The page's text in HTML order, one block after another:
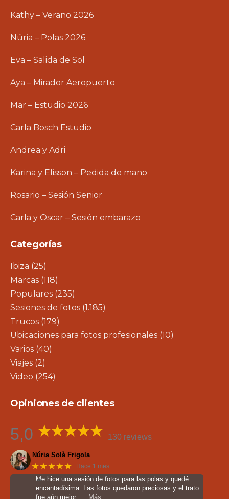
Kathy – Verano 2026
Núria – Polas 2026
Eva – Salida de Sol
Aya – Mirador Aeropuerto
Mar – Estudio 2026
Carla Bosch Estudio
Andrea y Adri
Karina y Elisson – Pedida de mano
Rosario – Sesión Senior
Carla y Oscar – Sesión embarazo
Categorías
Ibiza (25)
Marcas (118)
Populares (235)
Sesiones de fotos (1.185)
Trucos (179)
Ubicaciones para fotos profesionales (10)
Varios (40)
Viajes (2)
Video (254)
Opiniones de clientes
5,0 130 reviews
Núria Solà Frigola
★★★★★ Hace 1 mes
Me hice una sesión de fotos para las polas y quedé
encantadísima. Las fotos quedaron preciosas y el trato
fue aún mejor.
… Más